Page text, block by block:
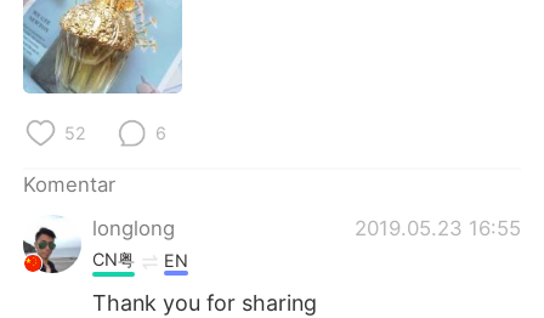
52 6
Komentar
longlong
2019.05.23 16:55
CN粤 EN
Thank you for sharing